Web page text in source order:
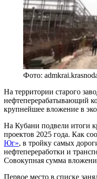
Фото:
На территории старого
нефтеперерабатывающий
крупнейшее вложение в
На Кубани подвели итоги
проектов 2025 года. Как
Юг», в тройку самых
нефтепереработки и
Совокупная сумма
Первое место в списке